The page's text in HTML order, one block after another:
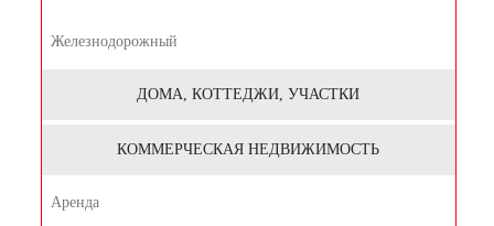
Железнодорожный
ДОМА, КОТТЕДЖИ, УЧАСТКИ
КОММЕРЧЕСКАЯ НЕДВИЖИМОСТЬ
Аренда